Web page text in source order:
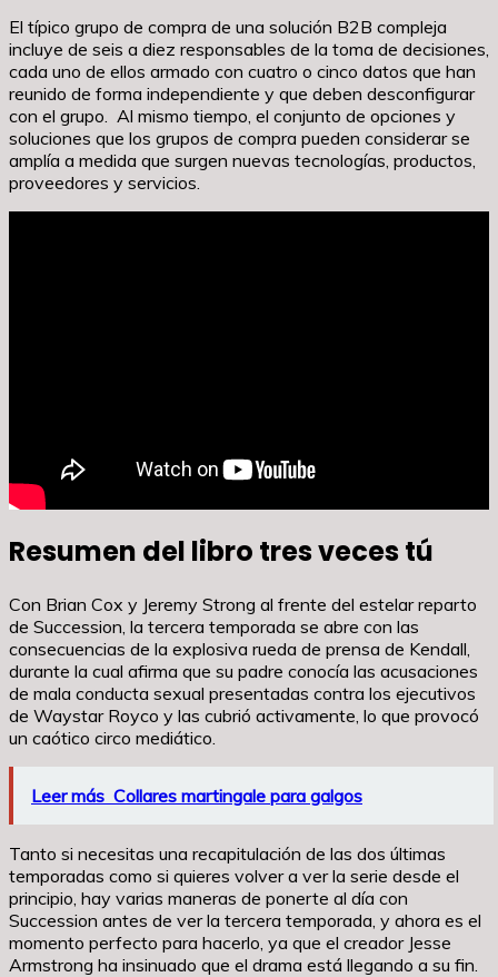
El típico grupo de compra de una solución B2B compleja
incluye de seis a diez responsables de la toma de decisiones,
cada uno de ellos armado con cuatro o cinco datos que han
reunido de forma independiente y que deben desconfigurar
con el grupo. Al mismo tiempo, el conjunto de opciones y
soluciones que los grupos de compra pueden considerar se
amplía a medida que surgen nuevas tecnologías, productos,
proveedores y servicios.
Resumen del libro tres veces tú
Con Brian Cox y Jeremy Strong al frente del estelar reparto
de Succession, la tercera temporada se abre con las
consecuencias de la explosiva rueda de prensa de Kendall,
durante la cual afirma que su padre conocía las acusaciones
de mala conducta sexual presentadas contra los ejecutivos
de Waystar Royco y las cubrió activamente, lo que provocó
un caótico circo mediático.
Leer más Collares martingale para galgos
Tanto si necesitas una recapitulación de las dos últimas
temporadas como si quieres volver a ver la serie desde el
principio, hay varias maneras de ponerte al día con
Succession antes de ver la tercera temporada, y ahora es el
momento perfecto para hacerlo, ya que el creador Jesse
Armstrong ha insinuado que el drama está llegando a su fin.